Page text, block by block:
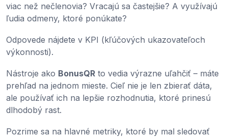
viac než nečlenovia? Vracajú sa častejšie? A využívajú
ľudia odmeny, ktoré ponúkate?
Odpovede nájdete v KPI (kľúčových ukazovateľoch
výkonnosti).
Nástroje ako BonusQR to vedia výrazne uľahčiť – máte
prehľad na jednom mieste. Cieľ nie je len zbierať dáta,
ale používať ich na lepšie rozhodnutia, ktoré prinesú
dlhodobý rast.
Pozrime sa na hlavné metriky, ktoré by mal sledovať